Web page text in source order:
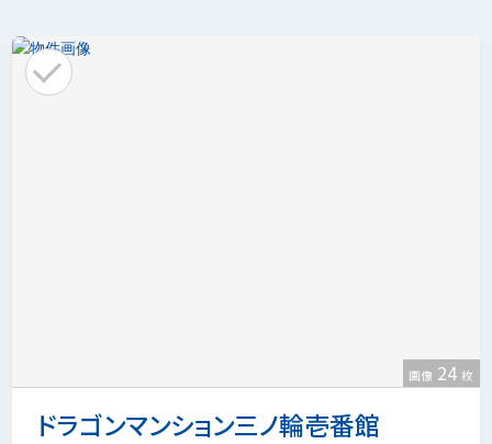
ドラゴンマンション三ノ輪壱番館
画像 24 枚